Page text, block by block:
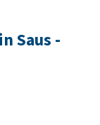
Saus -